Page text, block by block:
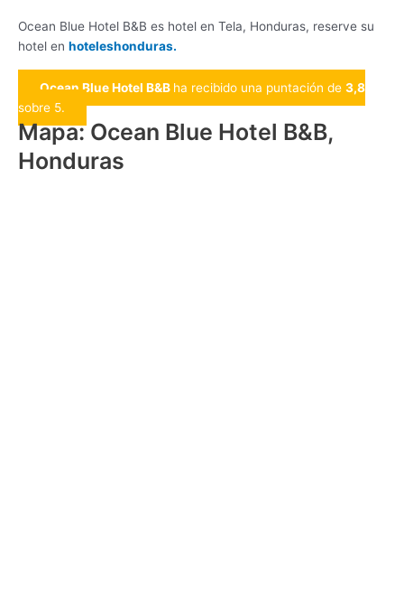
Ocean Blue Hotel B&B es hotel en Tela, Honduras, reserve su
hotel en hoteleshonduras.
Ocean Blue Hotel B&B ha recibido una puntación de 3,8
sobre 5.
Mapa: Ocean Blue Hotel B&B,
Honduras